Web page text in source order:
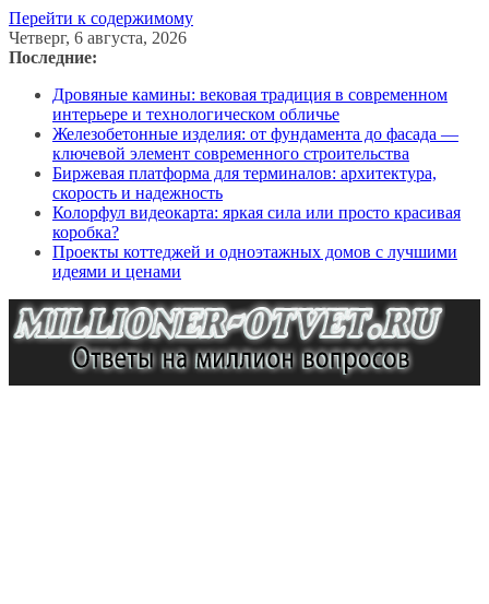
Перейти к содержимому
Четверг, 6 августа, 2026
Последние:
Дровяные камины: вековая традиция в современном
интерьере и технологическом обличье
Железобетонные изделия: от фундамента до фасада —
ключевой элемент современного строительства
Биржевая платформа для терминалов: архитектура,
скорость и надежность
Колорфул видеокарта: яркая сила или просто красивая
коробка?
Проекты коттеджей и одноэтажных домов с лучшими
идеями и ценами